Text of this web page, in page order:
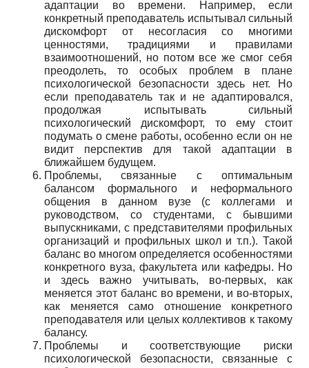
адаптации во времени. Например, если
конкретный преподаватель испытывал сильный
дискомфорт от несогласия со многими
ценностями, традициями и правилами
взаимоотношений, но потом все же смог себя
преодолеть, то особых проблем в плане
психологической безопасности здесь нет. Но
если преподаватель так и не адаптировался,
продолжая испытывать сильный
психологический дискомфорт, то ему стоит
подумать о смене работы, особенно если он не
видит перспектив для такой адаптации в
ближайшем будущем.
Проблемы, связанные с оптимальным
балансом формального и неформального
общения в данном вузе (с коллегами и
руководством, со студентами, с бывшими
выпускниками, с представителями профильных
организаций и профильных школ и т.п.). Такой
баланс во многом определяется особенностями
конкретного вуза, факультета или кафедры. Но
и здесь важно учитывать, во-первых, как
меняется этот баланс во времени, и во-вторых,
как меняется само отношение конкретного
преподавателя или целых коллективов к такому
балансу.
Проблемы и соответствующие риски
психологической безопасности, связанные с